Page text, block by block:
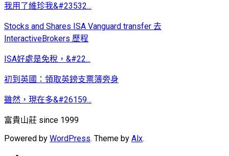
我用了維珍我&#23532...
Stocks and Shares ISA Vanguard transfer 去
InteractiveBrokers 歷程
ISA好處是免稅，&#22...
初到英國：領取英鎊支票簿旁身
雖然，現在多&#26159...
富貴山莊 since 1999
Powered by WordPress. Theme by Alx.